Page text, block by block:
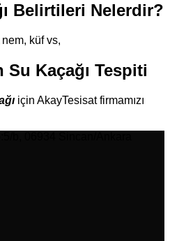
Belirtileri Nelerdir?
küf vs,
Su Kaçağı Tespiti
için AkayTesisat firmamızı